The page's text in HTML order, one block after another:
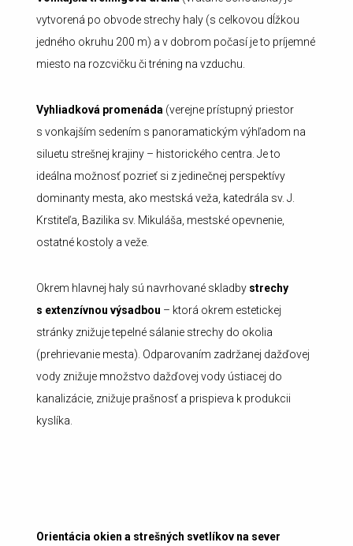
vytvorená po obvode strechy haly (s celkovou dĺžkou
jedného okruhu 200 m) a v dobrom počasí je to príjemné
miesto na rozcvičku či tréning na vzduchu.
Vyhliadková promenáda (verejne prístupný priestor
s vonkajším sedením s panoramatickým výhľadom na
siluetu strešnej krajiny – historického centra. Je to
ideálna možnosť pozrieť si z jedinečnej perspektívy
dominanty mesta, ako mestská veža, katedrála sv. J.
Krstiteľa, Bazilika sv. Mikuláša, mestské opevnenie,
ostatné kostoly a veže.
Okrem hlavnej haly sú navrhované skladby strechy
s extenzívnou výsadbou – ktorá okrem estetickej
stránky znižuje tepelné sálanie strechy do okolia
(prehrievanie mesta). Odparovaním zadržanej dažďovej
vody znižuje množstvo dažďovej vody ústiacej do
kanalizácie, znižuje prašnosť a prispieva k produkcii
kyslíka.
Orientácia okien a strešných svetlíkov na sever